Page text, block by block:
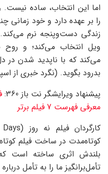
اما این انتخاب، ساده
را بر عهده دارد و خود زمانی
زندگی دست‌وپنجه نرم
ویل انتخاب می‌کند؛ و روح
می‌کند که با ناپدید شدن در
بدرود بگوید. (نگرد خبری از
پیشنهاد ویرایشگر نت باز 360:
معرفی فهرست 7 فیلم برتر
کوتاه‌مدت در ساخت فیلم
بلندش اثری ساخته است
تأمل‌برانگیز ما را به تأمل